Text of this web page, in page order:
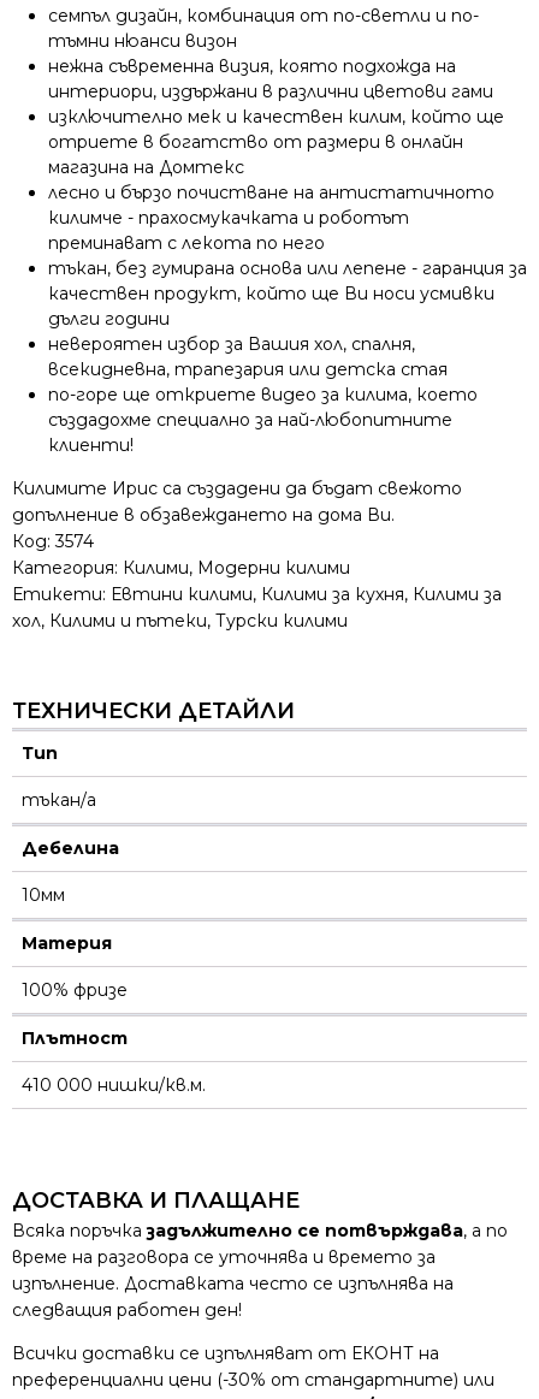
семпъл дизайн, комбинация от по-светли и по-
тъмни нюанси визон
нежна съвременна визия, която подхожда на
интериори, издържани в различни цветови гами
изключително мек и качествен килим, който ще
отриете в богатство от размери в онлайн
магазина на Домтекс
лесно и бързо почистване на антистатичното
килимче - прахосмукачката и роботът
преминават с лекота по него
тъкан, без гумирана основа или лепене - гаранция за
качествен продукт, който ще Ви носи усмивки
дълги години
невероятен избор за Вашия хол, спалня,
всекидневна, трапезария или детска стая
по-горе ще откриете видео за килима, което
създадохме специално за най-любопитните
клиенти!
Килимите Ирис са създадени да бъдат свежото
допълнение в обзавеждането на дома Ви.
Код:3574
Категория: Килими, Модерни килими
Етикети: Евтини килими, Килими за кухня, Килими за
хол, Килими и пътеки, Турски килими
ТЕХНИЧЕСКИ ДЕТАЙЛИ
Тип
тъкан/а
Дебелина
10мм
Материя
100% фризе
Плътност
410 000 нишки/кв.м.
ДОСТАВКА И ПЛАЩАНЕ
Всяка поръчказадължително се потвърждава, а по
време на разговора се уточнява и времето за
изпълнение. Доставката често се изпълнява на
следващия работен ден!
Всички доставки се изпълняват от ЕКОНТ на
преференциални цени (-30% от стандартните) или